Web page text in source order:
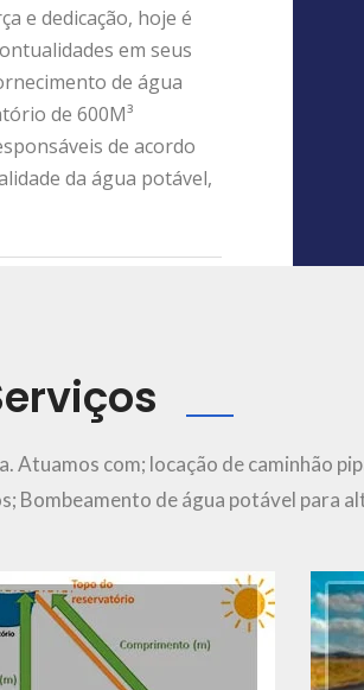
e dedicação, hoje é
em seus
de água
de 600M³
de acordo
da água potável,
Atuamos com; locação de caminhão
Bombeamento de água potável para
Ver Mais..